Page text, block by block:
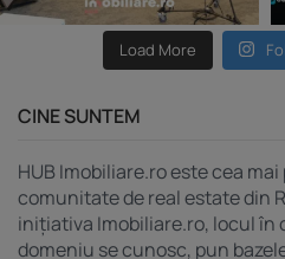
Load More
CINE SUNTEM
HUB Imobiliare.ro este cea
comunitate de real estate din
inițiativa Imobiliare.ro, locul în
domeniu se cunosc, pun